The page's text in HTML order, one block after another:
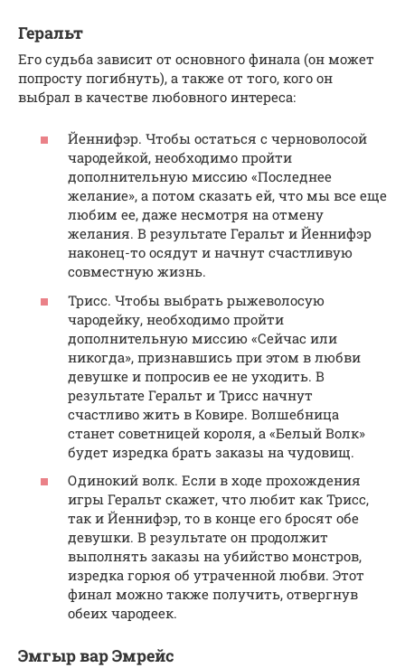
Геральт
Его судьба зависит от основного финала (он может
попросту погибнуть), а также от того, кого он
выбрал в качестве любовного интереса:
Йеннифэр. Чтобы остаться с черноволосой
чародейкой, необходимо пройти
дополнительную миссию «Последнее
желание», а потом сказать ей, что мы все еще
любим ее, даже несмотря на отмену
желания. В результате Геральт и Йеннифэр
наконец-то осядут и начнут счастливую
совместную жизнь.
Трисс. Чтобы выбрать рыжеволосую
чародейку, необходимо пройти
дополнительную миссию «Сейчас или
никогда», признавшись при этом в любви
девушке и попросив ее не уходить. В
результате Геральт и Трисс начнут
счастливо жить в Ковире. Волшебница
станет советницей короля, а «Белый Волк»
будет изредка брать заказы на чудовищ.
Одинокий волк. Если в ходе прохождения
игры Геральт скажет, что любит как Трисс,
так и Йеннифэр, то в конце его бросят обе
девушки. В результате он продолжит
выполнять заказы на убийство монстров,
изредка горюя об утраченной любви. Этот
финал можно также получить, отвергнув
обеих чародеек.
Эмгыр вар Эмрейс